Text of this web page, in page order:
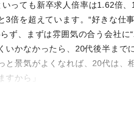
いっても新卒求人倍率は1.62倍、
3倍を超えています。“好きな仕事
ず、まずは雰囲気の合う会社に
いかなかったら、20代後半まで
と景気がよくなれば、20代は、
すから」